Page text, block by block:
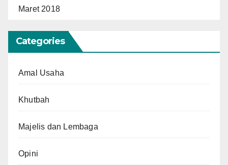
Maret 2018
Categories
Amal Usaha
Khutbah
Majelis dan Lembaga
Opini